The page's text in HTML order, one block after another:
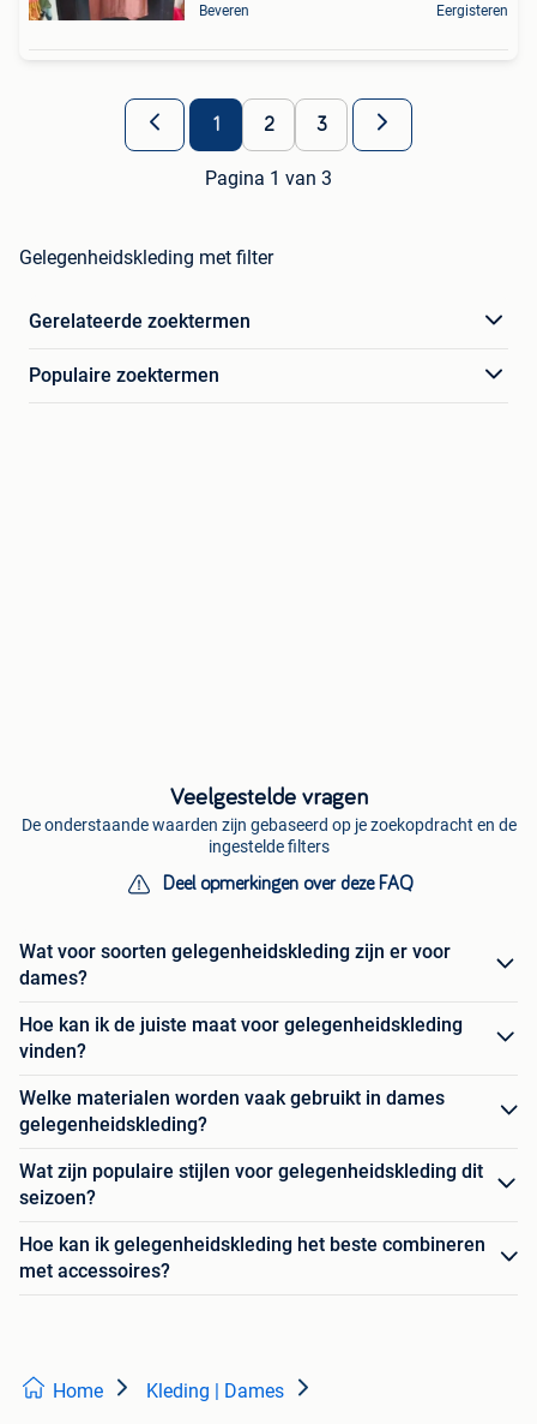
Beveren Eergisteren
1 2 3
Pagina 1 van 3
Gelegenheidskleding met filter
Gerelateerde zoektermen
Populaire zoektermen
Veelgestelde vragen
De onderstaande waarden zijn gebaseerd op je zoekopdracht en de
ingestelde filters
Deel opmerkingen over deze FAQ
Wat voor soorten gelegenheidskleding zijn er voor
dames?
Hoe kan ik de juiste maat voor gelegenheidskleding
vinden?
Welke materialen worden vaak gebruikt in dames
gelegenheidskleding?
Wat zijn populaire stijlen voor gelegenheidskleding dit
seizoen?
Hoe kan ik gelegenheidskleding het beste combineren
met accessoires?
Home Kleding | Dames